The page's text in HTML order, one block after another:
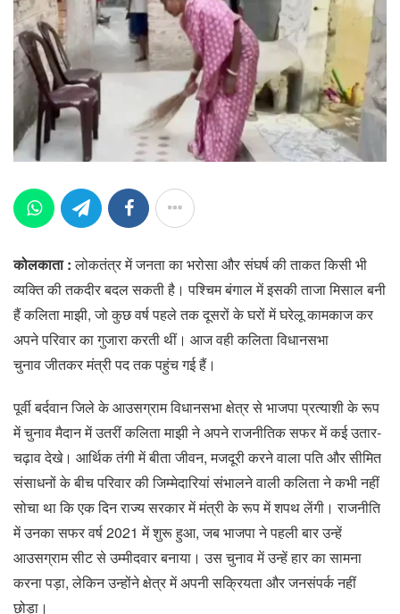
कोलकाता :लोकतंत्र में जनता का भरोसा और संघर्ष की ताकत किसी भी
व्यक्ति की तकदीर बदल सकती है। पश्चिम बंगाल में इसकी ताजा मिसाल बनी
हैं कलिता माझी, जो कुछ वर्ष पहले तक दूसरों के घरों में घरेलू कामकाज कर
अपने परिवार का गुजारा करती थीं। आज वही कलिता विधानसभा
चुनाव जीतकर मंत्री पद तक पहुंच गई हैं।
पूर्वी बर्दवान जिले के आउसग्राम विधानसभा क्षेत्र से भाजपा प्रत्याशी के रूप
में चुनाव मैदान में उतरीं कलिता माझी ने अपने राजनीतिक सफर में कई उतार-
चढ़ाव देखे। आर्थिक तंगी में बीता जीवन, मजदूरी करने वाला पति और सीमित
संसाधनों के बीच परिवार की जिम्मेदारियां संभालने वाली कलिता ने कभी नहीं
सोचा था कि एक दिन राज्य सरकार में मंत्री के रूप में शपथ लेंगी। राजनीति
में उनका सफर वर्ष 2021 में शुरू हुआ, जब भाजपा ने पहली बार उन्हें
आउसग्राम सीट से उम्मीदवार बनाया। उस चुनाव में उन्हें हार का सामना
करना पड़ा, लेकिन उन्होंने क्षेत्र में अपनी सक्रियता और जनसंपर्क नहीं
छोड़ा।